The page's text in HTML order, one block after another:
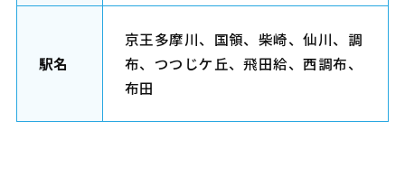
駅名
京王多摩川、国領、柴崎、仙川、調
布、つつじケ丘、飛田給、西調布、
布田